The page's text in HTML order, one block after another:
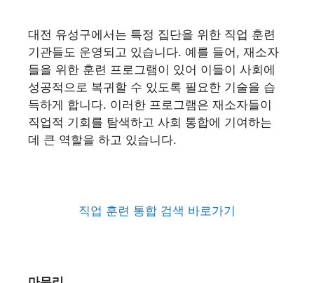
대전 유성구에서는 특정 집단을 위한 직업 훈련
기관들도 운영되고 있습니다. 예를 들어, 재소자
들을 위한 훈련 프로그램이 있어 이들이 사회에
성공적으로 복귀할 수 있도록 필요한 기술을 습
득하게 합니다. 이러한 프로그램은 재소자들이
직업적 기회를 탐색하고 사회 통합에 기여하는
데 큰 역할을 하고 있습니다.
직업 훈련 통합 검색 바로가기